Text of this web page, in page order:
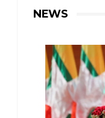
NEWS